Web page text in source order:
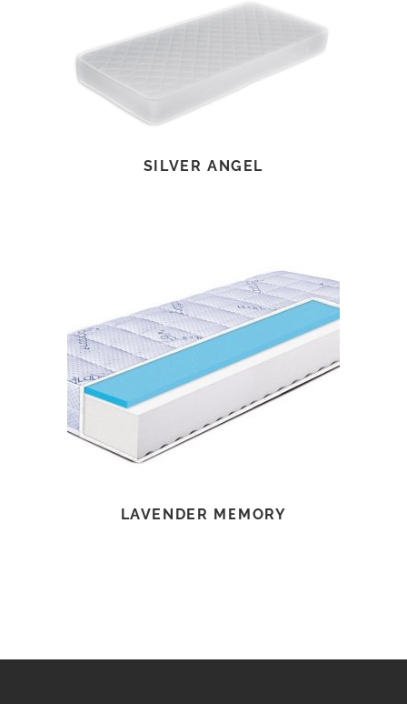
SILVER ANGEL
TOVÁBB OLVASOM
LAVENDER MEMORY